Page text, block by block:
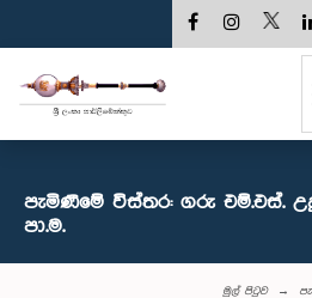
පැමිණීමේ විස්තර: ගරු එම්.එස්.
පා.ම.
මුල් පිටුව